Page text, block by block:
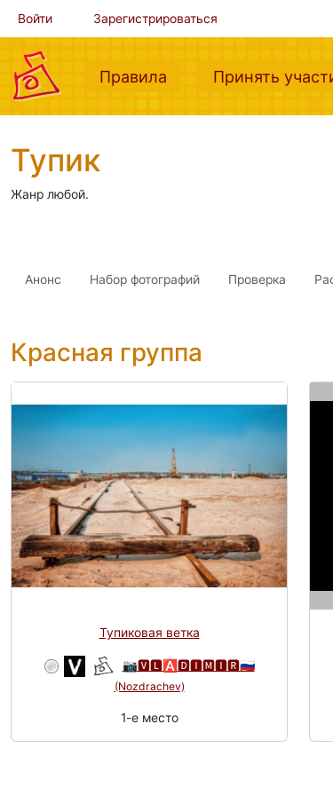
Войти Зарегистрироваться
Правила (current)Принять
Тупик
Жанр любой.
Анонс Набор фотографий Проверка
Красная группа
Тупиковая ветка
📷🆅🅻🅰🅳🅸🅼🅸🆁🇷🇺
(Nozdrachev)
1-e место